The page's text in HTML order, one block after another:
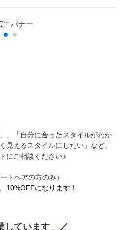
、「自分に合ったスタイルがわか
見えるスタイルにしたい」など、
にご相談ください♪
トヘアの方のみ）
10%OFFになります！
しています ／